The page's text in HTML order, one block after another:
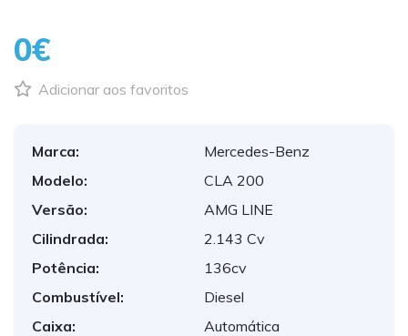
0€
Adicionar aos favoritos
Marca:
Mercedes-Benz
Modelo:
CLA 200
Versão:
AMG LINE
Cilindrada:
2.143 Cv
Potência:
136cv
Combustível:
Diesel
Caixa:
Automática